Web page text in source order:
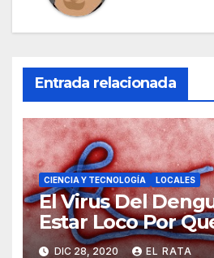
Entrada relacionada
CIENCIA Y TECNOLOGÍA LOCALES
El Virus Del
Estar Loco Por
Su Primo Vividor,
DIC 28, 2020 EL RATA